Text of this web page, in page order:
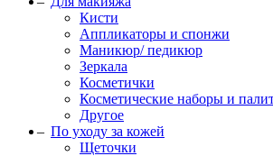
Кисти
Аппликаторы и спонжи
Маникюр/ педикюр
Зеркала
Косметички
Косметические наборы и
Другое
По уходу за кожей
Щеточки